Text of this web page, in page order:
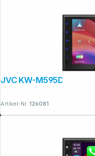
JVC KW-M595DBT
Artikel-Nr.:126081